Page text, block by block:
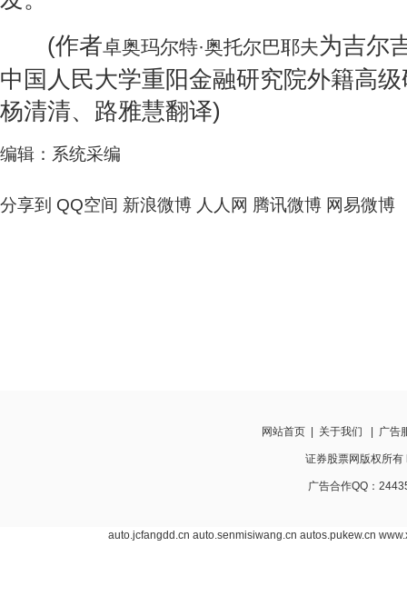
(作者卓奥玛尔特·奥托尔巴耶夫为吉尔
中国人民大学重阳金融研究院外籍高
杨清清、路雅慧翻译)
编辑：系统采编
分享到 QQ空间 新浪微博 人人网 腾讯微博 网易微博
网站首页 关于我们 广告
证券股票网版权所
广告合作QQ：
auto.jcfangdd.cn auto.senmisiwang.cn autos.pukew.cn